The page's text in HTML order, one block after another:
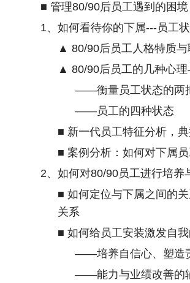
■ 管理80/90后员工遇到的困境
1、如何看待你的下属---员工
▲ 80/90后员工人格特质
▲ 80/90后员工的几种心
——衡量员工状态的两
——员工的四种状态
■ 新一代员工特征分析，
■ 案例分析：如何对下属
2、如何对80/90员工进行培养
■ 如何定位与下属之间的
关系
■ 如何给员工安装激发自
——培养自信心、塑造
——能力与业绩改善的